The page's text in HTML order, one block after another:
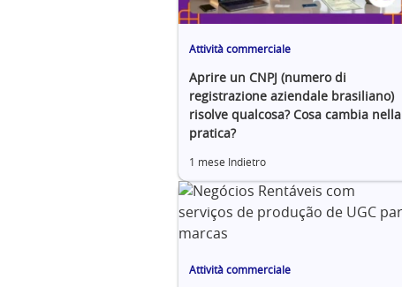
Attività commerciale
Aprire un CNPJ (numero di
registrazione aziendale brasiliano)
risolve qualcosa? Cosa cambia nella
pratica?
1 mese Indietro
Attività commerciale